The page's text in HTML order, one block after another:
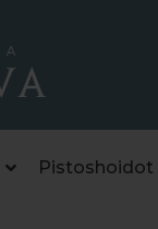
Pistoshoidot